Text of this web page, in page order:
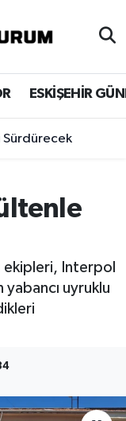
ESKİŞEHİR
Sürdürecek
ekipleri, Interpol
yabancı uyruklu